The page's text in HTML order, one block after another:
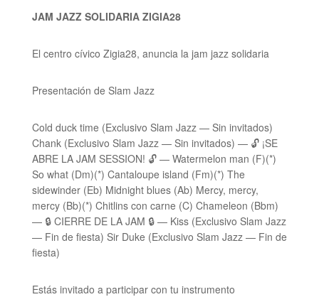
JAM JAZZ SOLIDARIA ZIGIA28
El centro cívico Zigia28, anuncia la jam jazz solidaria
Presentación de Slam Jazz
Cold duck time (Exclusivo Slam Jazz — Sin invitados)
Chank (Exclusivo Slam Jazz — Sin invitados) — 🔓 ¡SE
ABRE LA JAM SESSION! 🔓 — Watermelon man (F)(*)
So what (Dm)(*) Cantaloupe island (Fm)(*) The
sidewinder (Eb) Midnight blues (Ab) Mercy, mercy,
mercy (Bb)(*) Chitlins con carne (C) Chameleon (Bbm)
— 🔒 CIERRE DE LA JAM 🔒 — Kiss (Exclusivo Slam Jazz
— Fin de fiesta) Sir Duke (Exclusivo Slam Jazz — Fin de
fiesta)
Estás invitado a participar con tu instrumento